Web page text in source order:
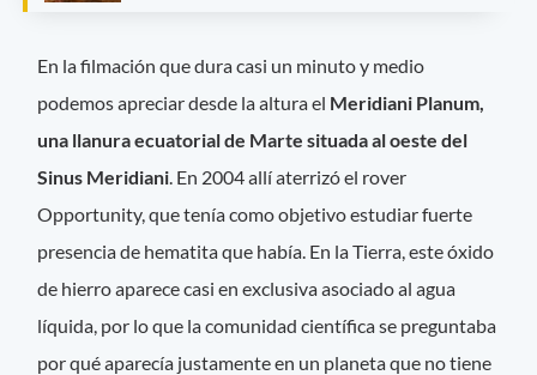
En la filmación que dura casi un minuto y medio
podemos apreciar desde la altura el Meridiani Planum,
una llanura ecuatorial de Marte situada al oeste del
Sinus Meridiani. En 2004 allí aterrizó el rover
Opportunity, que tenía como objetivo estudiar fuerte
presencia de hematita que había. En la Tierra, este óxido
de hierro aparece casi en exclusiva asociado al agua
líquida, por lo que la comunidad científica se preguntaba
por qué aparecía justamente en un planeta que no tiene